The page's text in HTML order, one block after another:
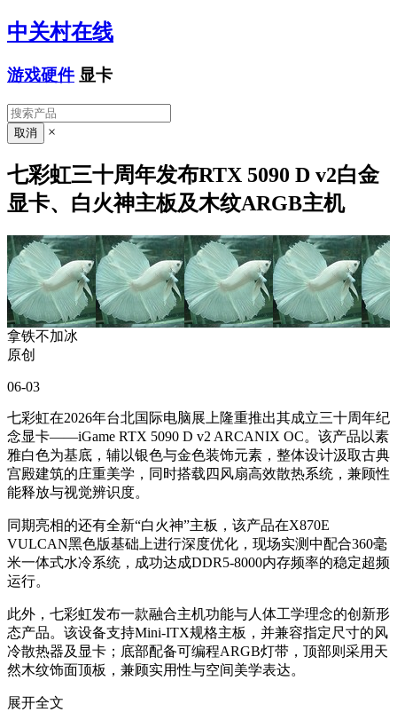
中关村在线
游戏硬件 显卡
×
七彩虹三十周年发布RTX 5090 D v2白金
显卡、白火神主板及木纹ARGB主机
拿铁不加冰
原创
06-03
七彩虹在2026年台北国际电脑展上隆重推出其成立三十周年纪
念显卡——iGame RTX 5090 D v2 ARCANIX OC。该产品以素
雅白色为基底，辅以银色与金色装饰元素，整体设计汲取古典
宫殿建筑的庄重美学，同时搭载四风扇高效散热系统，兼顾性
能释放与视觉辨识度。
同期亮相的还有全新“白火神”主板，该产品在X870E
VULCAN黑色版基础上进行深度优化，现场实测中配合360毫
米一体式水冷系统，成功达成DDR5-8000内存频率的稳定超频
运行。
此外，七彩虹发布一款融合主机功能与人体工学理念的创新形
态产品。该设备支持Mini-ITX规格主板，并兼容指定尺寸的风
冷散热器及显卡；底部配备可编程ARGB灯带，顶部则采用天
然木纹饰面顶板，兼顾实用性与空间美学表达。
展开全文